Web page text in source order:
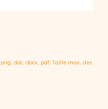
doc, docx, pdf, Taille max. des